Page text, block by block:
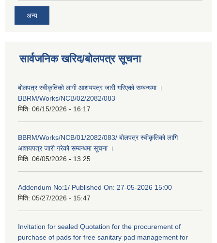
अन्य
सार्वजनिक खरिद/बोलपत्र सूचना
बोलपत्र स्वीकृतिको लागी आशयपत्र जारी गरिएको सम्बन्धमा ।
BBRM/Works/NCB/02/2082/083
मिति: 06/15/2026 - 16:17
BBRM/Works/NCB/01/2082/083/ बोलपत्र स्वीकृतिको लागि
आशयपत्र जारी गरेको सम्बन्धमा सूचना ।
मिति: 06/05/2026 - 13:25
Addendum No:1/ Published On: 27-05-2026 15:00
मिति: 05/27/2026 - 15:47
Invitation for sealed Quotation for the procurement of
purchase of pads for free sanitary pad management for